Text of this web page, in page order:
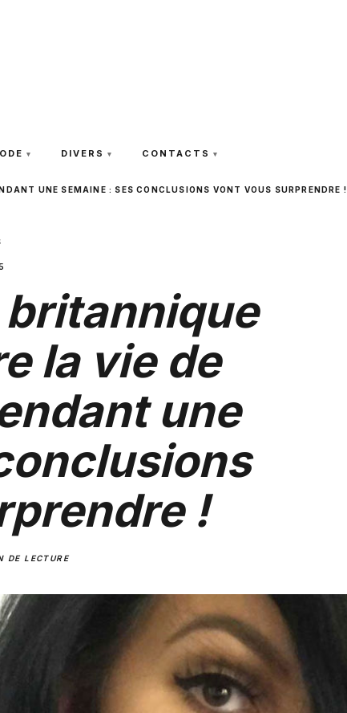
DIVERS CONTACTS
UNE SEMAINE : SES CONCLUSIONS VONT VOUS SURPRENDRE !
la vie de
une
!
DE LECTURE